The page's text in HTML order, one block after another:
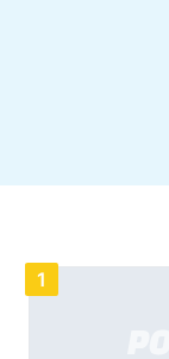
1